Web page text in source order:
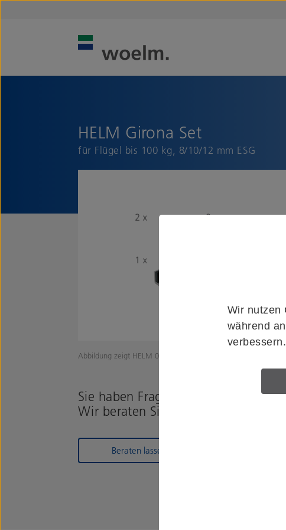
Wir nutzen
während
verbessern.
HELM Girona Set
für Flügel bis 100 kg, 8/10/12 mm ESG
Abbildung zeigt HELM 0890901
Sie haben Fragen zum Produkt?
Wir beraten Sie gerne!
Beraten lassen